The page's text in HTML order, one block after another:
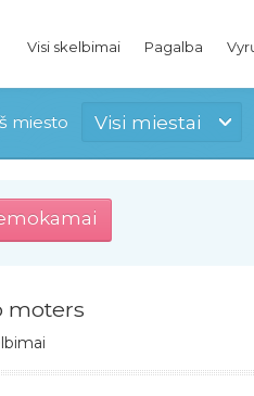
Visi skelbimai Pagalba
miesto Visi miestai
moters